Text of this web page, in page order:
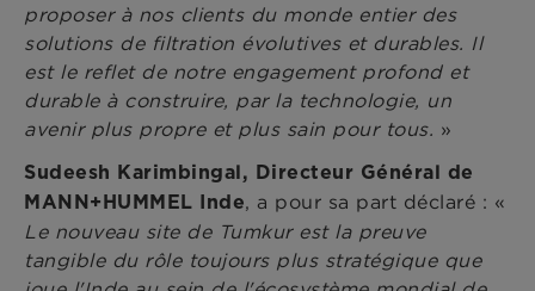
proposer à nos clients du monde entier des
solutions de filtration évolutives et durables. Il
est le reflet de notre engagement profond et
durable à construire, par la technologie, un
avenir plus propre et plus sain pour tous. »
Sudeesh Karimbingal, Directeur Général de
MANN+HUMMEL Inde, a pour sa part déclaré : «
Le nouveau site de Tumkur est la preuve
tangible du rôle toujours plus stratégique que